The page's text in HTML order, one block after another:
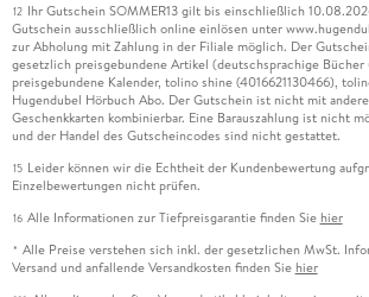
12 Ihr Gutschein SOMMER13 gilt bis einschließlich
Gutschein ausschließlich online einlösen unter
zur Abholung mit Zahlung in der Filiale möglich. Der
gesetzlich preisgebundene Artikel (deutschsprachige Bücher
preisgebundene Kalender, tolino shine (4016621130466),
Hugendubel Hörbuch Abo. Der Gutschein ist nicht mit
Geschenkkarten kombinierbar. Eine Barauszahlung ist nicht
und der Handel des Gutscheincodes sind nicht gestattet.
15 Leider können wir die Echtheit der Kundenbewertung
Einzelbewertungen nicht prüfen.
16 Alle Informationen zur Tiefpreisgarantie finden Sie hier
* Alle Preise verstehen sich inkl. der gesetzlichen MwSt.
Versand und anfallende Versandkosten finden Sie hier